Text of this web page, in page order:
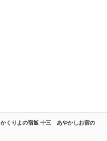
かくりよの宿飯 十三 あやかしお宿の